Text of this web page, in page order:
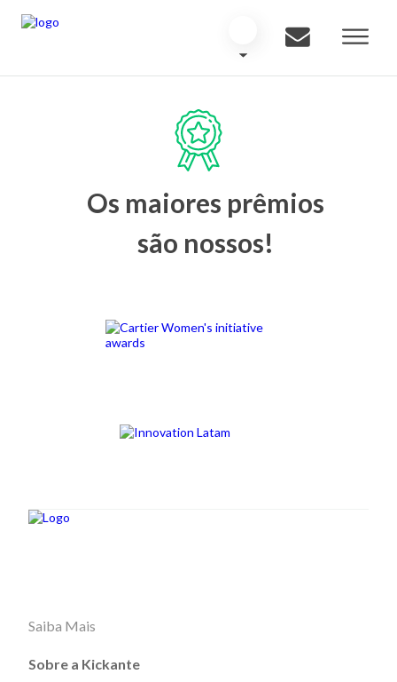
Os maiores prêmios
são nossos!
Saiba Mais
Sobre a Kickante